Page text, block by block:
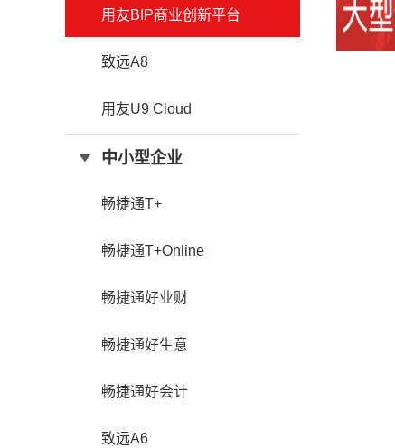
用友BIP商业创新平台
致远A8
用友U9 Cloud
中小型企业
畅捷通T+
畅捷通T+Online
畅捷通好业财
畅捷通好生意
畅捷通好会计
致远A6